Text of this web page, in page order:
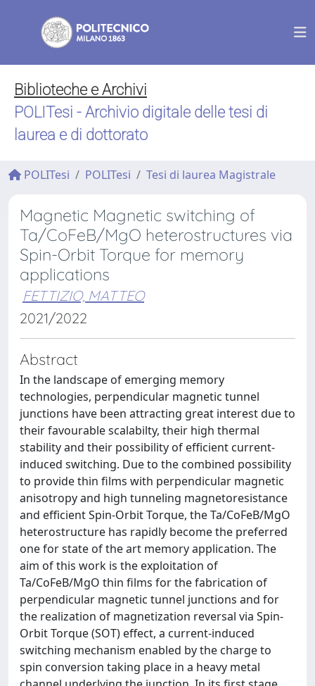
Biblioteche e Archivi
POLITesi - Archivio digitale delle tesi di
laurea e di dottorato
POLITesi POLITesi Tesi di laurea Magistrale
Magnetic Magnetic switching of
Ta/CoFeB/MgO heterostructures via
Spin-Orbit Torque for memory
applications
FETTIZIO, MATTEO
2021/2022
Abstract
In the landscape of emerging memory
technologies, perpendicular magnetic tunnel
junctions have been attracting great interest due to
their favourable scalabilty, their high thermal
stability and their possibility of efficient current-
induced switching. Due to the combined possibility
to provide thin films with perpendicular magnetic
anisotropy and high tunneling magnetoresistance
and efficient Spin-Orbit Torque, the Ta/CoFeB/MgO
heterostructure has rapidly become the preferred
one for state of the art memory application. The
aim of this work is the exploitation of
Ta/CoFeB/MgO thin films for the fabrication of
perpendicular magnetic tunnel junctions and for
the realization of magnetization reversal via Spin-
Orbit Torque (SOT) effect, a current-induced
switching mechanism enabled by the charge to
spin conversion taking place in a heavy metal